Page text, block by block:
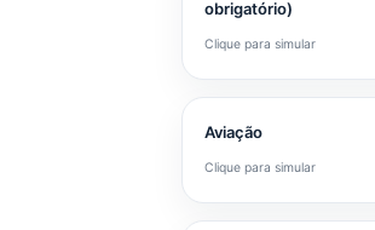
obrigatório)
Clique para simular
Aviação
Clique para simular